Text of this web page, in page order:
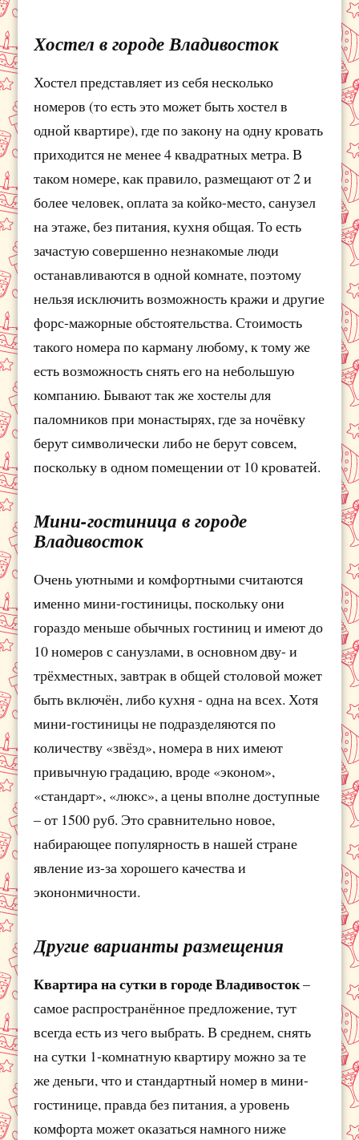
Хостел в городе Владивосток
Хостел представляет из себя несколько
номеров (то есть это может быть хостел в
одной квартире), где по закону на одну кровать
приходится не менее 4 квадратных метра. В
таком номере, как правило, размещают от 2 и
более человек, оплата за койко-место, санузел
на этаже, без питания, кухня общая. То есть
зачастую совершенно незнакомые люди
останавливаются в одной комнате, поэтому
нельзя исключить возможность кражи и другие
форс-мажорные обстоятельства. Стоимость
такого номера по карману любому, к тому же
есть возможность снять его на небольшую
компанию. Бывают так же хостелы для
паломников при монастырях, где за ночёвку
берут символически либо не берут совсем,
поскольку в одном помещении от 10 кроватей.
Мини-гостиница в городе
Владивосток
Очень уютными и комфортными считаются
именно мини-гостиницы, поскольку они
гораздо меньше обычных гостиниц и имеют до
10 номеров с санузлами, в основном дву- и
трёхместных, завтрак в общей столовой может
быть включён, либо кухня - одна на всех. Хотя
мини-гостиницы не подразделяются по
количеству «звёзд», номера в них имеют
привычную градацию, вроде «эконом»,
«стандарт», «люкс», а цены вполне доступные
– от 1500 руб. Это сравнительно новое,
набирающее популярность в нашей стране
явление из-за хорошего качества и
экононмичности.
Другие варианты размещения
Квартира на сутки в городе Владивосток–
самое распространённое предложение, тут
всегда есть из чего выбрать. В среднем, снять
на сутки 1-комнатную квартиру можно за те
же деньги, что и стандартный номер в мини-
гостинице, правда без питания, а уровень
комфорта может оказаться намного ниже